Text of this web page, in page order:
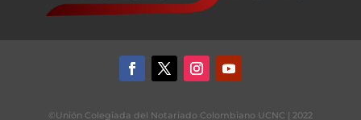
©Unión Colegiada del Notariado Colombiano UCNC | 2022